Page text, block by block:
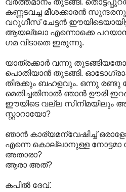
കണ്ണടവച്ച മീശക്കാരൻ
വറുഗീസ് ചേട്ടൻ
ആയല്ലോ എന്നൊക്കെ പറയാൻ
ഗമ വിടാതെ ഇരുന്നു.
യാത്രക്കാർ വന്നു
പൊതിയാൻ തുടങ്ങി.
തിരക്കും ബഹളവും. ഒന്നു രണ്ടു
മെതിച്ചതിനാൽ ഞാൻ ഊരി
ഈയിടെ വല്ല സിനിമയിലും
സ്റ്റാറായോ?
ഞാൻ കാര്യമന്വേഷിച്ച്
എന്നെ കൊല്ലാനുള്ള നോട്ടമാ
അതാരാ?
ആരാ അത്?
കപിൽ ദേവ്.